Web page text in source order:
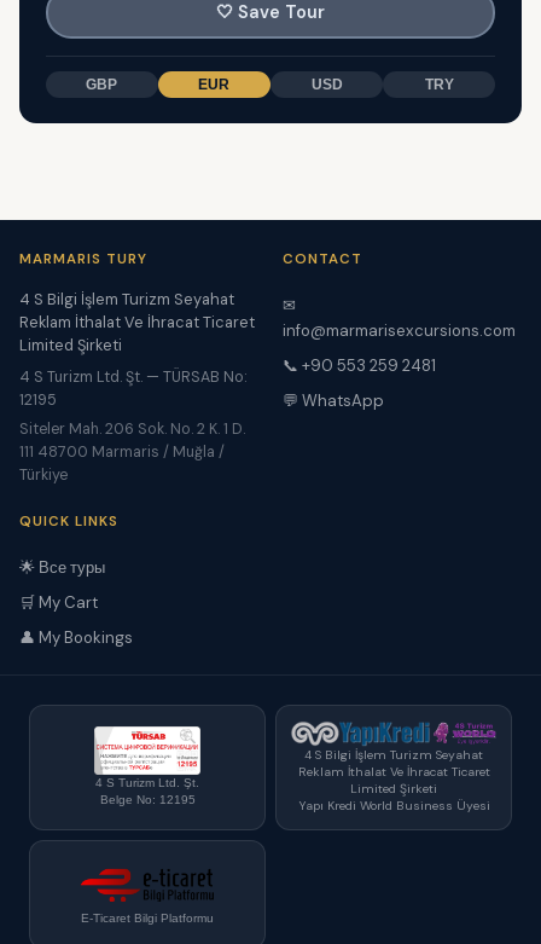
🤍 Save Tour
GBP EUR USD TRY
MARMARIS TURY
4 S Bilgi İşlem Turizm Seyahat
Reklam İthalat Ve İhracat Ticaret
Limited Şirketi
4 S Turizm Ltd. Şt. — TÜRSAB No:
12195
Siteler Mah. 206 Sok. No. 2 K. 1 D.
111 48700 Marmaris / Muğla /
Türkiye
CONTACT
✉
info@marmarisexcursions.com
📞 +90 553 259 2481
💬 WhatsApp
QUICK LINKS
🌟 Все туры
🛒 My Cart
👤 My Bookings
4 S Turizm Ltd. Şt.
Belge No: 12195
4 S Bilgi İşlem Turizm Seyahat
Reklam İthalat Ve İhracat Ticaret
Limited Şirketi
Yapı Kredi World Business Üyesi
E-Ticaret Bilgi Platformu